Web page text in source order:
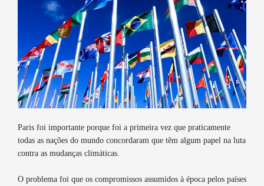
Paris foi importante porque foi a primeira vez que praticamente
todas as nações do mundo concordaram que têm algum papel na luta
contra as mudanças climáticas.
O problema foi que os compromissos assumidos à época pelos países